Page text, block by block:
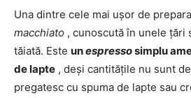
Una dintre cele mai ușor de
macchiato , cunoscută în unele țări
tăiată. Este unespressosimplu
de lapte , deși cantitățile nu sunt
pregatesc cu spuma de lapte sau